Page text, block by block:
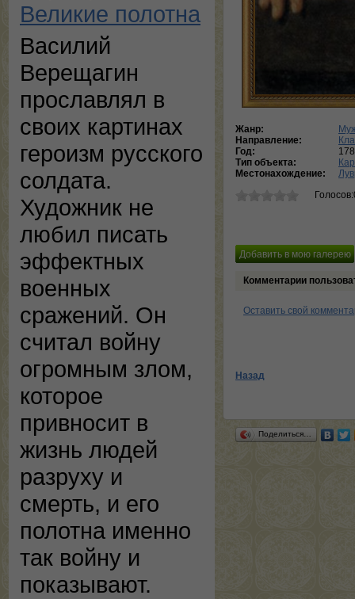
Великие полотна
Василий
Верещагин
прославлял в
своих картинах
героизм русского
солдата.
Художник не
любил писать
эффектных
военных
сражений. Он
считал войну
огромным злом,
которое
привносит в
жизнь людей
разруху и
смерть, и его
полотна именно
так войну и
показывают.
Жанр:
Направление:
Год:
Тип объекта:
Местонахождение:
Комментарии
Оставить свой
Назад
Поделиться…